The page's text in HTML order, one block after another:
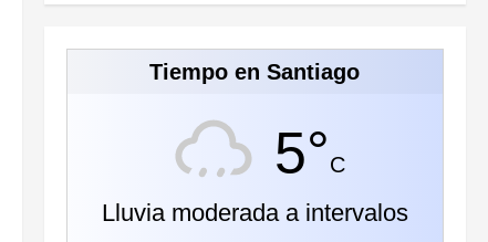
Tiempo en Santiago
5°C
Lluvia moderada a intervalos